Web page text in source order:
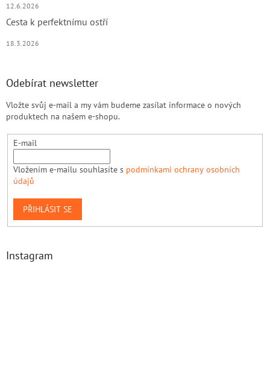
12.6.2026
Cesta k perfektnímu ostří
18.3.2026
Odebírat newsletter
Vložte svůj e-mail a my vám budeme zasílat informace o nových
produktech na našem e-shopu.
E-mail
Vložením e-mailu souhlasíte s podmínkami ochrany osobních
údajů
PŘIHLÁSIT SE
Instagram